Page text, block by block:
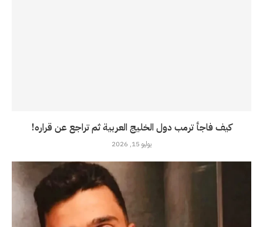
كيف فاجأ ترمب دول الخليج العربية ثم تراجع عن قراره!
يوليو 15, 2026